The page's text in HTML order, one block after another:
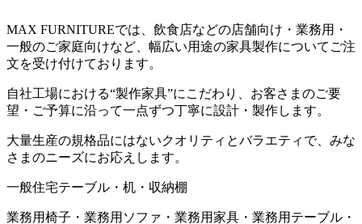
MAX FURNITUREでは、飲食店などの店舗向け・業務用・
一般のご家庭向けなど、幅広い用途の家具製作についてご注
文を受け付けております。
自社工場における“製作家具”にこだわり、お客さまのご要
望・ご予算に沿って一点ずつ丁寧に設計・製作します。
大量生産の規格品にはないクオリティとバラエティで、みな
さまのニーズにお応えします。
一般住宅テーブル・机・収納棚
業務用椅子・業務用ソファ・業務用家具・業務用テーブル・